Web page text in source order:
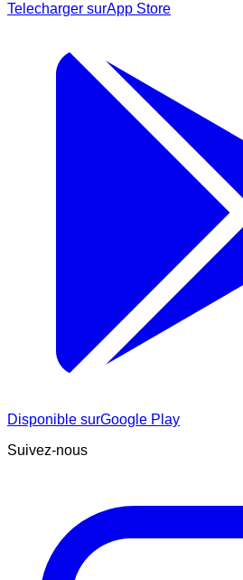
Telecharger surApp Store
Disponible surGoogle Play
Suivez-nous